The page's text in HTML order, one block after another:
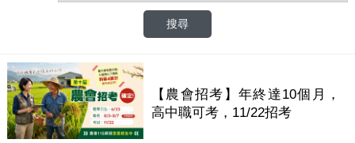
【農會招考】年終達10個月，
高中職可考，11/22招考